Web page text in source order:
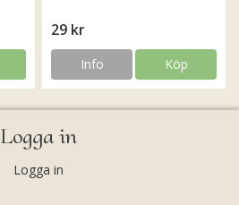
29 kr
Info Köp
Logga in
Logga in